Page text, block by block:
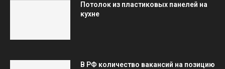
Потолок из пластиковых панелей на
кухне
В РФ количество вакансий на позицию